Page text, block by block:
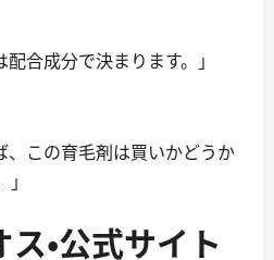
合成分で決まります。」
、この育毛剤は買いかどうか
」
・公式サイト